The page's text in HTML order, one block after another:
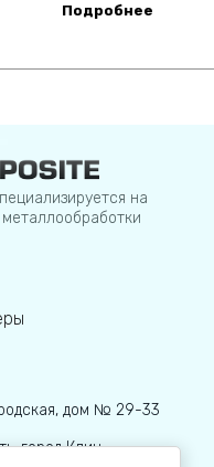
Подробнее
на
дом № 29-33
город Клин,